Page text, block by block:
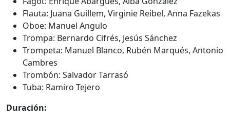
Flauta: Juana Guillem, Virginie Reibel, Anna Fazekas
Oboe: Manuel Angulo
Trompa: Bernardo Cifrés, Jesús Sánchez
Trompeta: Manuel Blanco, Rubén Marqués, Antonio
Cambres
Trombón: Salvador Tarrasó
Tuba: Ramiro Tejero
Duración: